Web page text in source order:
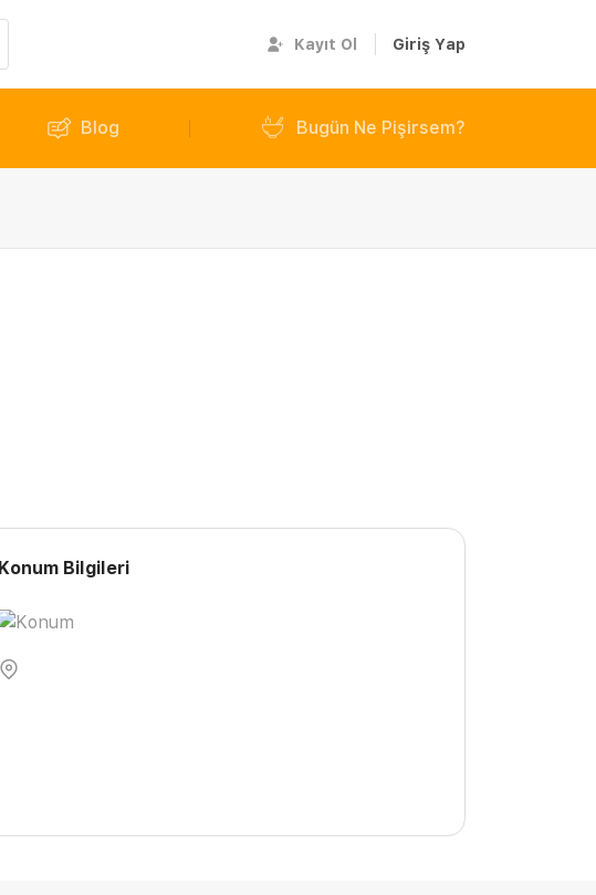
Kayıt Ol Giriş Yap
Blog Bugün Ne Pişirsem?
Konum Bilgileri